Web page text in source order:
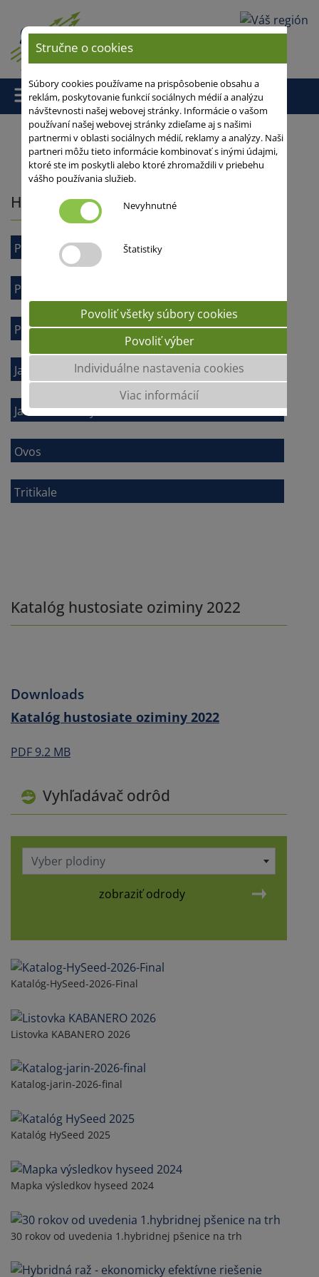
Vaša oblasť
Domov/
Vyhľadávač odrôd
Vyber plodiny
zobraziť odrody
Katalóg-HySeed-2026-Final
Listovka KABANERO 2026
Katalog-jarin-2026-final
Katalóg HySeed 2025
Mapka výsledkov hyseed 2024
30 rokov od uvedenia 1.hybridnej pšenice na trh
Hustosiate obilniny
Pšenica ozimná
Pšenica jarná
Pšenica presievková
Jačmeň jarný
Jačmeň ozimný
Ovos
Tritikale
Katalóg hustosiate oziminy 2022
Downloads
Katalóg hustosiate oziminy 2022
PDF 9.2 MB
Stručne o cookies
Súbory cookies používame na prispôsobenie obsahu a
reklám, poskytovanie funkcií sociálnych médií a analýzu
návštevnosti našej webovej stránky. Informácie o vašom
používaní našej webovej stránky zdieľame aj s našimi
partnermi v oblasti sociálnych médií, reklamy a analýzy. Naši
partneri môžu tieto informácie kombinovať s inými údajmi,
ktoré ste im poskytli alebo ktoré zhromaždili v priebehu
vášho používania služieb.
Nevyhnutné
Štatistiky
Povoliť všetky súbory cookies
Povoliť výber
Individuálne nastavenia cookies
Viac informácií